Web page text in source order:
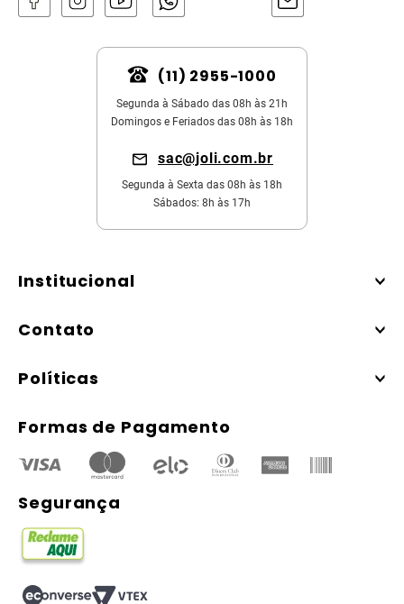
(11) 2955-1000
Segunda à Sábado das 08h às 21h
Domingos e Feriados das 08h às 18h
sac@joli.com.br
Segunda à Sexta das 08h às 18h
Sábados: 8h às 17h
Institucional
Contato
Políticas
Formas de Pagamento
Segurança